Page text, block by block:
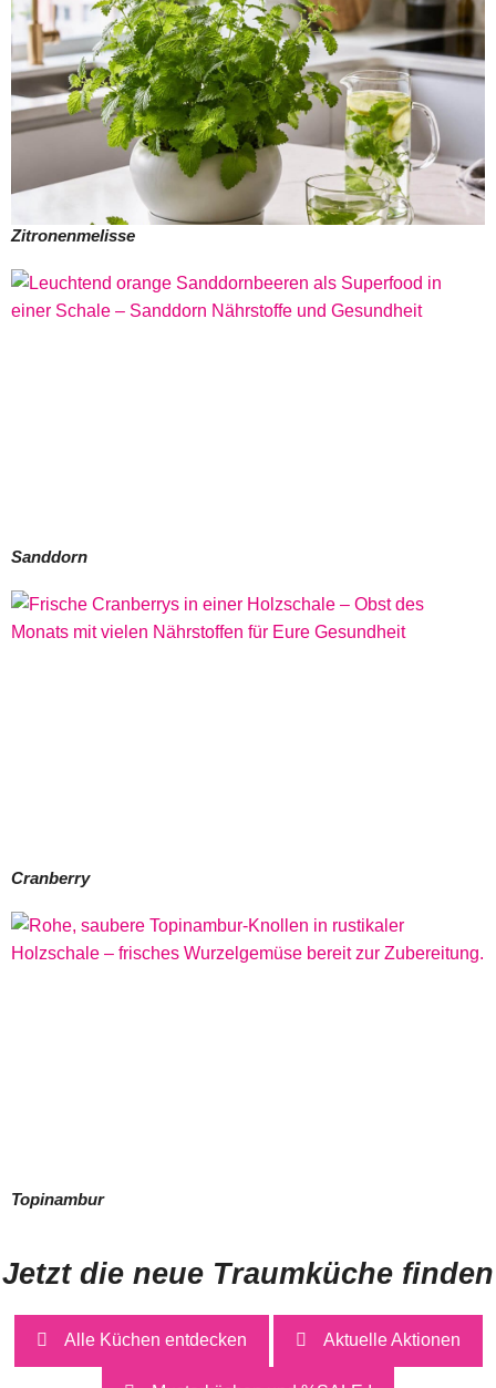
Zitronenmelisse
Sanddorn
Cranberry
Topinambur
Jetzt die neue Traumküche finden
Alle Küchen entdecken Aktuelle Aktionen